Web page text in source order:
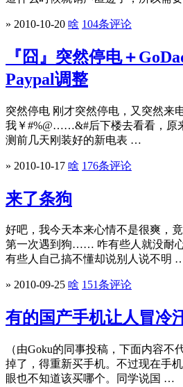
» 2010-10-20 啥 104条评论
『囧』突然停电＋
Paypal调整
突然停电 刚才突然停电，又突然来
我￥#%@……&#后下楼去看看，原
测前几天刚装好的新电表 …
» 2010-10-17 啥 176条评论
来了条狗
好吧，我今天本来心情不是很爽，
第一次遇到狗…… 咋有些人就没耐
有些人自己搞不懂却说别人说不明
» 2010-09-25 啥 151条评论
有的国产手机让人冒冷
（由Goku的同事投稿，下面内容不
掉了，得重新买手机。不过现在手
眼也不知道该买哪个。同学说国 …